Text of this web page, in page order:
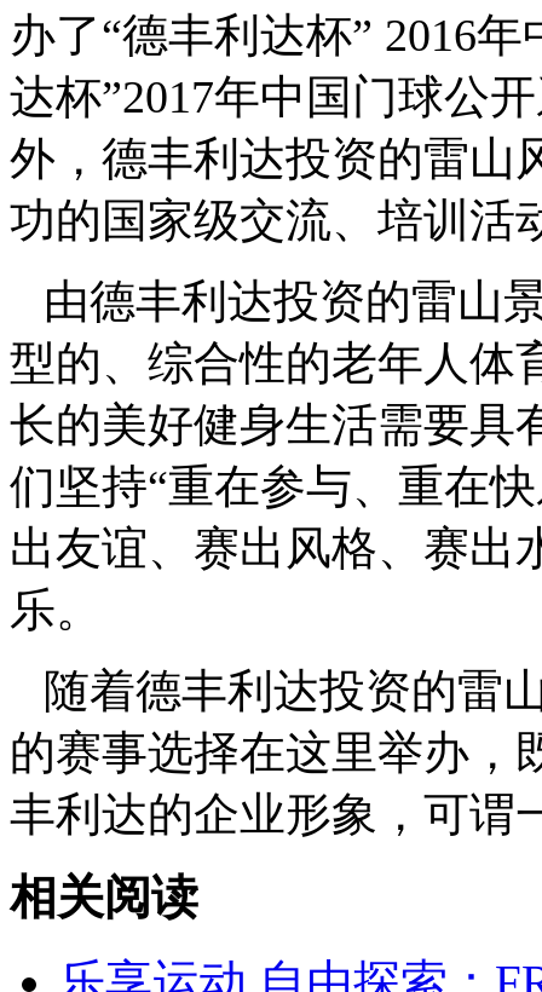
办了“德丰利达杯” 2016年
达杯”2017年中国门球公
外，德丰利达投资的雷山
功的国家级交流、培训活
由德丰利达投资的雷山
型的、综合性的老年人体
长的美好健身生活需要具
们坚持“重在参与、重在
出友谊、赛出风格、赛出
乐。
随着德丰利达投资的雷
的赛事选择在这里举办，
丰利达的企业形象，可谓
相关阅读
乐享运动 自由探索：